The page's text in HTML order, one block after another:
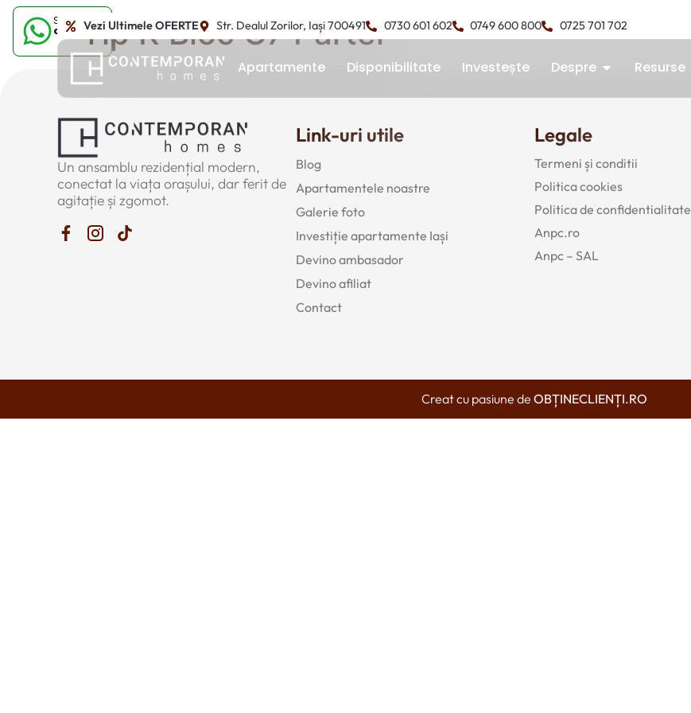
Vezi Ultimele OFERTE Str. Dealul Zorilor, Iași 700491 0730 601 602 0749 600 800 0725 701 702
Apartamente Disponibilitate Investește Despre Resurse
Tip K Bloc C7 Parter
Sună-ne
acum
Un ansamblu rezidențial modern,
conectat la viața orașului, dar ferit de
agitație și zgomot.
Link-uri utile
Blog
Apartamentele noastre
Galerie foto
Investiție apartamente Iași
Devino ambasador
Devino afiliat
Contact
Legale
Termeni și conditii
Politica cookies
Politica de confidentialitate
Anpc.ro
Anpc – SAL
Creat cu pasiune de OBȚINECLIENȚI.RO